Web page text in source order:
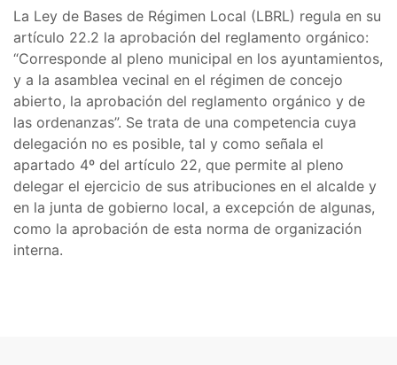
La Ley de Bases de Régimen Local (LBRL) regula en su
artículo 22.2 la aprobación del reglamento orgánico:
“Corresponde al pleno municipal en los ayuntamientos,
y a la asamblea vecinal en el régimen de concejo
abierto, la aprobación del reglamento orgánico y de
las ordenanzas”. Se trata de una competencia cuya
delegación no es posible, tal y como señala el
apartado 4º del artículo 22, que permite al pleno
delegar el ejercicio de sus atribuciones en el alcalde y
en la junta de gobierno local, a excepción de algunas,
como la aprobación de esta norma de organización
interna.